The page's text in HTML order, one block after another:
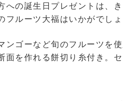
への誕生日プレゼントは、
フルーツ大福はいかがでしょ
ンゴーなど旬のフルーツを
面を作れる餅切り糸付き。